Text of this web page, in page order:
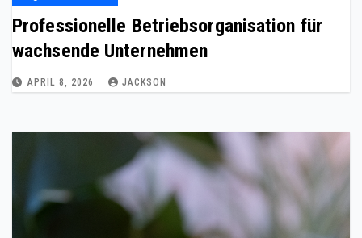
Professionelle Betriebsorganisation für
wachsende Unternehmen
APRIL 8, 2026 JACKSON